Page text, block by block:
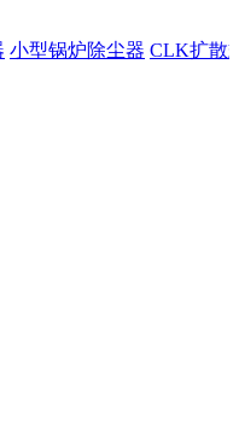
小型锅炉除尘器 CLK扩散